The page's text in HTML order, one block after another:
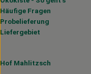
Häufige Fragen
Probelieferung
Liefergebiet
Hof Mahlitzsch